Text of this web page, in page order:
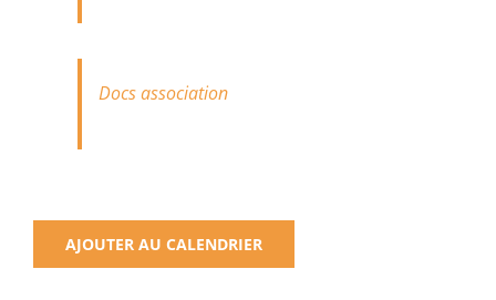
Docs association
AJOUTER AU CALENDRIER